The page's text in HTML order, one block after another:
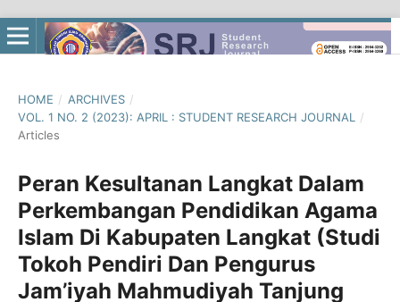
HOME / ARCHIVES /
VOL. 1 NO. 2 (2023): APRIL : STUDENT RESEARCH JOURNAL
/
Articles
Peran Kesultanan Langkat Dalam
Perkembangan Pendidikan Agama
Islam Di Kabupaten Langkat (Studi
Tokoh Pendiri Dan Pengurus
Jam’iyah Mahmudiyah Tanjung